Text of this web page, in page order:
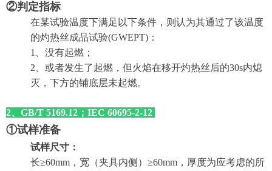
②判定指标
在某试验温度下满足以下条件，则认为其通过了该温度
的灼热丝成品试验(GWEPT)：
1、没有起燃；
2、或者发生了起燃，但火焰在移开灼热丝后的30s内熄
灭， 下方的铺底层未起燃。
2、GB/T 5169.12；IEC 60695-2-12
①试样准备
试样尺寸：
长≥60mm，宽（夹具内侧） ≥60mm，厚度为应考虑的所